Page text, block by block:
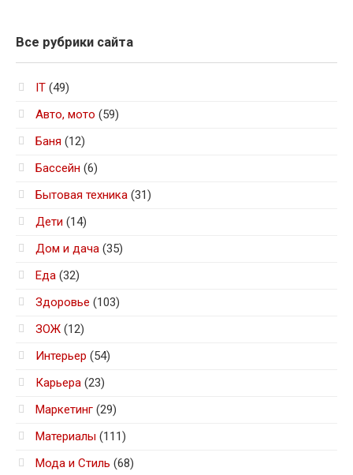
Все рубрики сайта
IT (49)
Авто, мото (59)
Баня (12)
Бассейн (6)
Бытовая техника (31)
Дети (14)
Дом и дача (35)
Еда (32)
Здоровье (103)
ЗОЖ (12)
Интерьер (54)
Карьера (23)
Маркетинг (29)
Материалы (111)
Мода и Стиль (68)